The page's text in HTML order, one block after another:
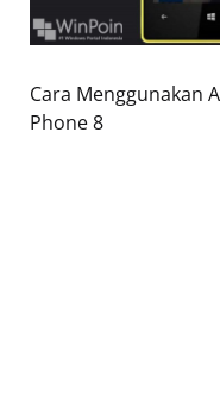
Cara Menggunakan
Phone 8